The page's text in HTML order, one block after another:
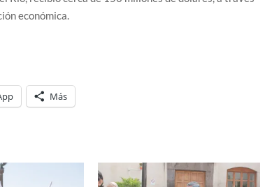
económica.
Más